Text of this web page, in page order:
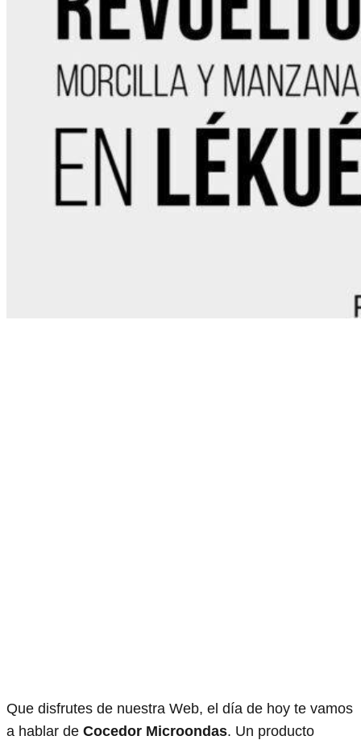
Que disfrutes de nuestra Web, el día de hoy te vamos
a hablar de Cocedor Microondas. Un producto